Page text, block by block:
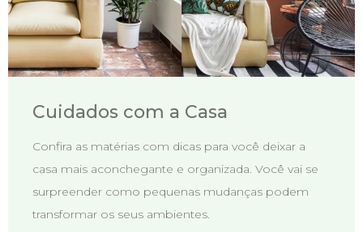
Cuidados com a Casa
Confira as matérias com dicas para você deixar a
casa mais aconchegante e organizada. Você vai se
surpreender como pequenas mudanças podem
transformar os seus ambientes.